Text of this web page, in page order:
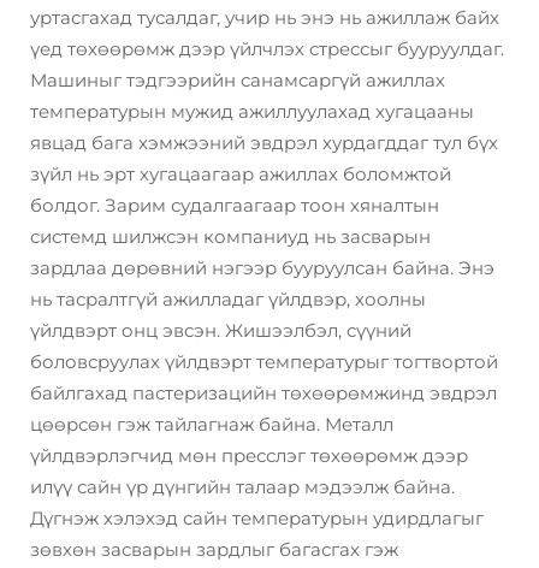
уртасгахад тусалдаг, учир нь энэ нь ажиллаж байх
үед төхөөрөмж дээр үйлчлэх стрессыг бууруулдаг.
Машиныг тэдгээрийн санамсаргүй ажиллах
температурын мужид ажиллуулахад хугацааны
явцад бага хэмжээний эвдрэл хурдагддаг тул бүх
зүйл нь эрт хугацаагаар ажиллах боломжтой
болдог. Зарим судалгаагаар тоон хяналтын
системд шилжсэн компаниуд нь засварын
зардлаа дөрөвний нэгээр бууруулсан байна. Энэ
нь тасралтгүй ажилладаг үйлдвэр, хоолны
үйлдвэрт онц эвсэн. Жишээлбэл, сүүний
боловсруулах үйлдвэрт температурыг тогтвортой
байлгахад пастеризацийн төхөөрөмжинд эвдрэл
цөөрсөн гэж тайлагнаж байна. Металл
үйлдвэрлэгчид мөн пресслэг төхөөрөмж дээр
илүү сайн үр дүнгийн талаар мэдээлж байна.
Дүгнэж хэлэхэд сайн температурын удирдлагыг
зөвхөн засварын зардлыг багасгах гэж